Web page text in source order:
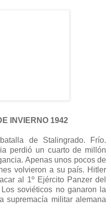
INVIERNO 1942
de Stalingrado. Frío.
perdió un cuarto de millón
Apenas unos pocos de
volvieron a su país. Hitler
al 1º Ejército Panzer del
soviéticos no ganaron la
supremacía militar alemana